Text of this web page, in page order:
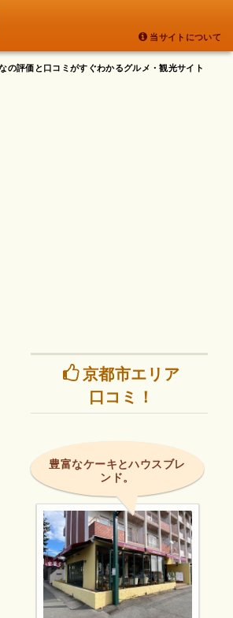
当サイトについて
の評価と口コミがすぐわかるグルメ・観光サイト
京都市エリア
口コミ！
豊富なケーキとハウスブレ
ンド。